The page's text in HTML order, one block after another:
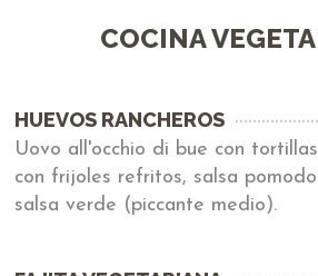
COCINA
HUEVOS RANCHEROS
Uovo all'occhio di bue con
con frijoles refritos, salsa
salsa verde (piccante medio).